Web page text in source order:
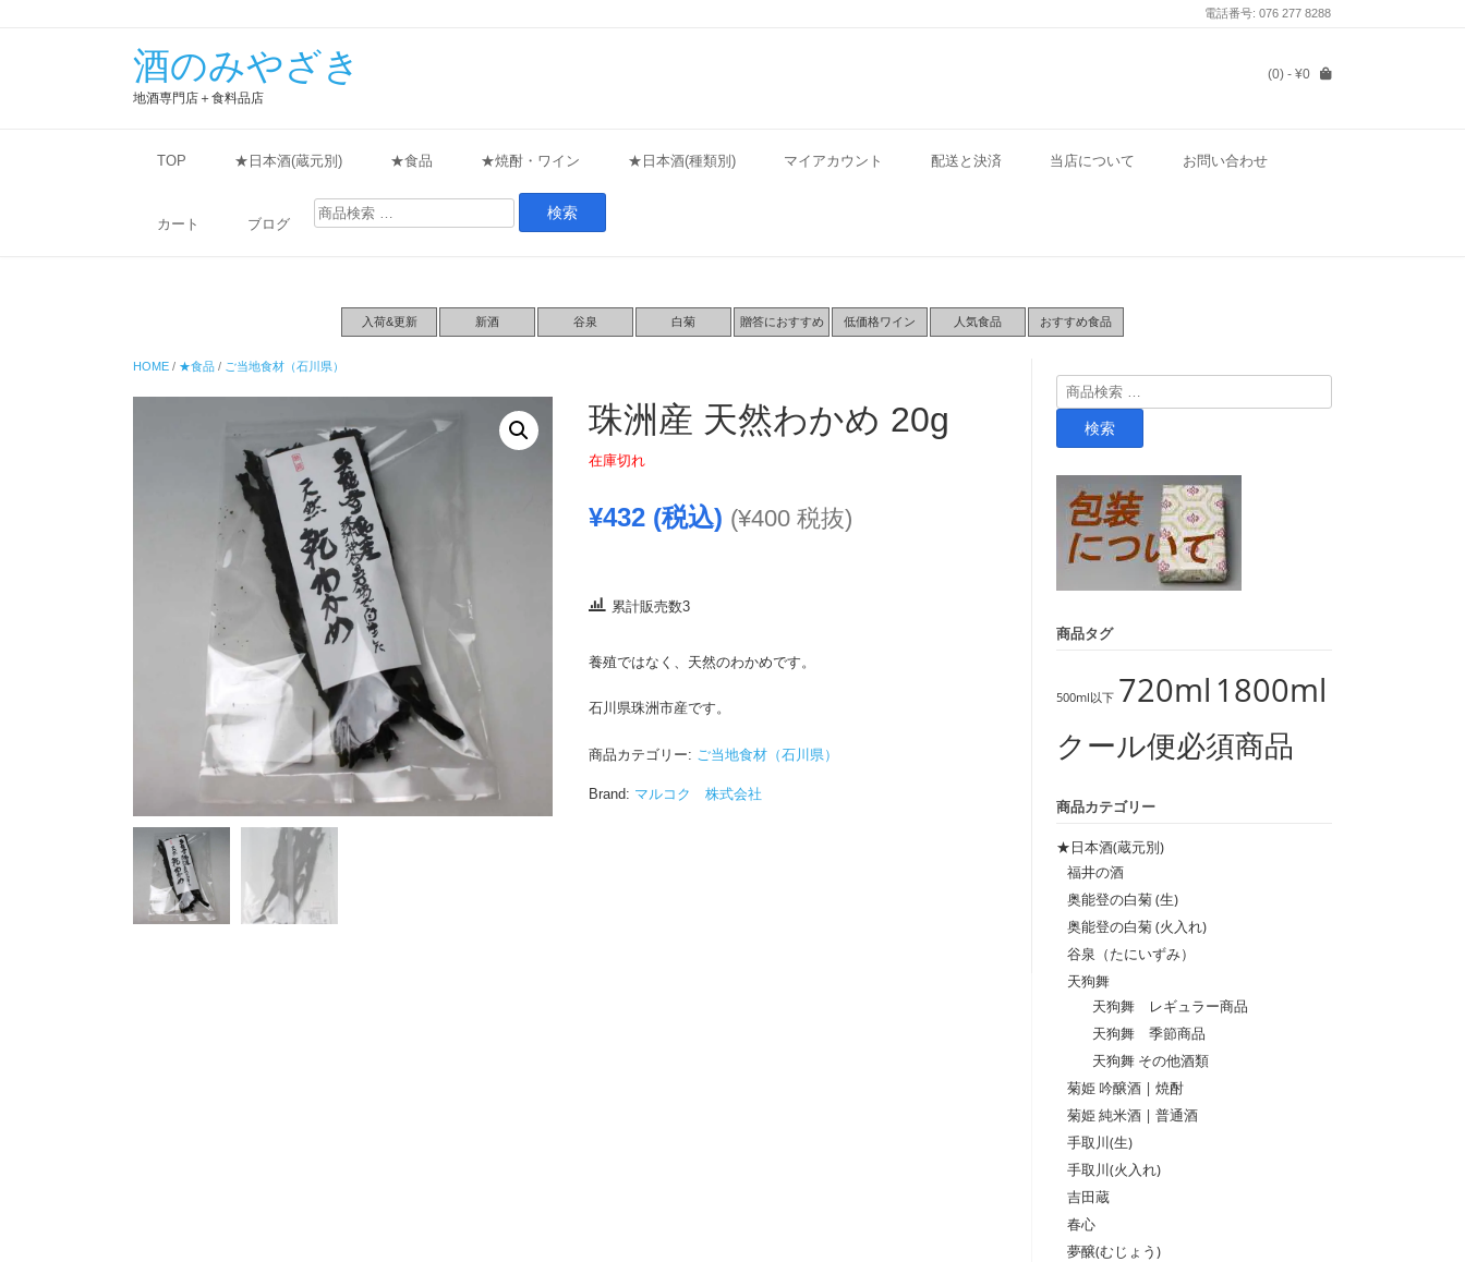
電話番号: 076 277 8288
酒のみやざき
地酒専門店＋食料品店
(0) - ¥0
TOP ★日本酒(蔵元別) ★食品 ★焼酎・ワイン ★日本酒(種類別) マイアカウント 配送と決済 当店について お問い合わせ
カート ブログ
検
索
入荷&更新 新酒 谷泉 白菊 贈答におすすめ 低価格ワイン 人気食品 おすすめ食品
HOME / ★食品 / ご当地食材（石川県）
珠洲産 天然わかめ 20g
在庫切れ
¥432(税込) (¥400税抜)
累計販売数3
養殖ではなく、天然のわかめです。
石川県珠洲市産です。
商品カテゴリー: ご当地食材（石川県）
Brand: マルコク 株式会社
検
索
検索
商品タグ
500ml以下 720ml 1800ml
クール便必須商品
商品カテゴリー
★日本酒(蔵元別)
福井の酒
奥能登の白菊 (生)
奥能登の白菊 (火入れ)
谷泉（たにいずみ）
天狗舞
天狗舞 レギュラー商品
天狗舞 季節商品
天狗舞 その他酒類
菊姫 吟醸酒 | 焼酎
菊姫 純米酒 | 普通酒
手取川(生)
手取川(火入れ)
吉田蔵
春心
夢醸(むじょう)